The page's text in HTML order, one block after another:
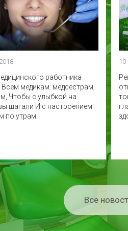
работника
медикам: медсестрам,
Чтобы с улыбкой на
шагали И с настроением
по утрам.
10
Все